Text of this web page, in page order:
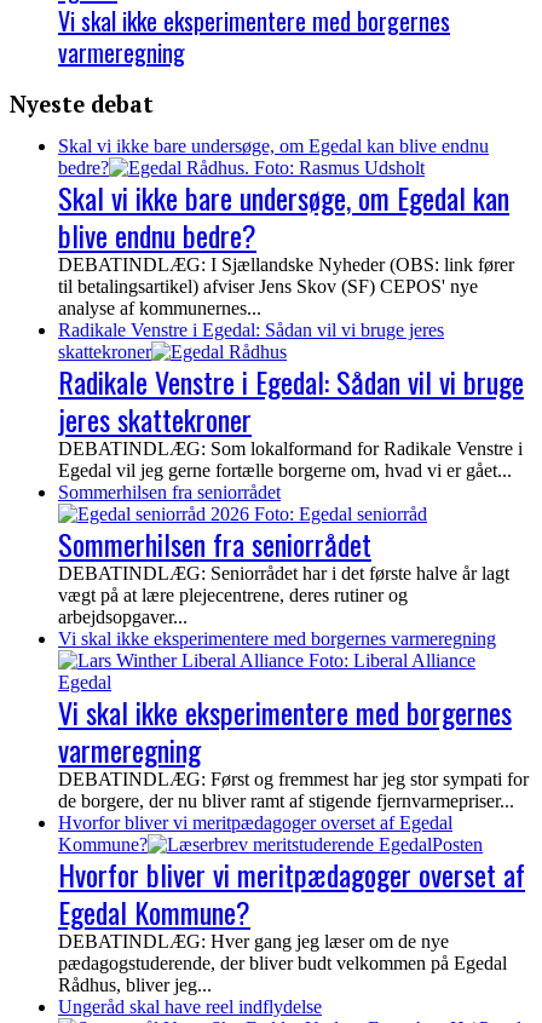
Vi skal ikke eksperimentere med borgernes
varmeregning
Nyeste debat
Skal vi ikke bare undersøge, om Egedal kan blive endnu
bedre?
Skal vi ikke bare undersøge, om Egedal kan
blive endnu bedre?
DEBATINDLÆG: I Sjællandske Nyheder (OBS: link fører
til betalingsartikel) afviser Jens Skov (SF) CEPOS' nye
analyse af kommunernes...
Radikale Venstre i Egedal: Sådan vil vi bruge jeres
skattekroner
Radikale Venstre i Egedal: Sådan vil vi bruge
jeres skattekroner
DEBATINDLÆG: Som lokalformand for Radikale Venstre i
Egedal vil jeg gerne fortælle borgerne om, hvad vi er gået...
Sommerhilsen fra seniorrådet
Sommerhilsen fra seniorrådet
DEBATINDLÆG: Seniorrådet har i det første halve år lagt
vægt på at lære plejecentrene, deres rutiner og
arbejdsopgaver...
Vi skal ikke eksperimentere med borgernes varmeregning
Vi skal ikke eksperimentere med borgernes
varmeregning
DEBATINDLÆG: Først og fremmest har jeg stor sympati for
de borgere, der nu bliver ramt af stigende fjernvarmepriser...
Hvorfor bliver vi meritpædagoger overset af Egedal
Kommune?
Hvorfor bliver vi meritpædagoger overset af
Egedal Kommune?
DEBATINDLÆG: Hver gang jeg læser om de nye
pædagogstuderende, der bliver budt velkommen på Egedal
Rådhus, bliver jeg...
Ungeråd skal have reel indflydelse